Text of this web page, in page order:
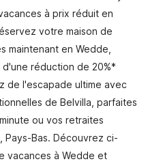
à prix réduit en
votre maison de
maintenant en Wedde,
réduction de 20%*
de l'escapade ultime avec
de Belvilla, parfaites
ou vos retraites
Pays-Bas. Découvrez ci-
vacances à Wedde et